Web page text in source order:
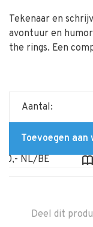
Tekenaar en
avontuur en
the rings. Een
Aantal:
Toevoegen aan
NL/BE
Deel dit